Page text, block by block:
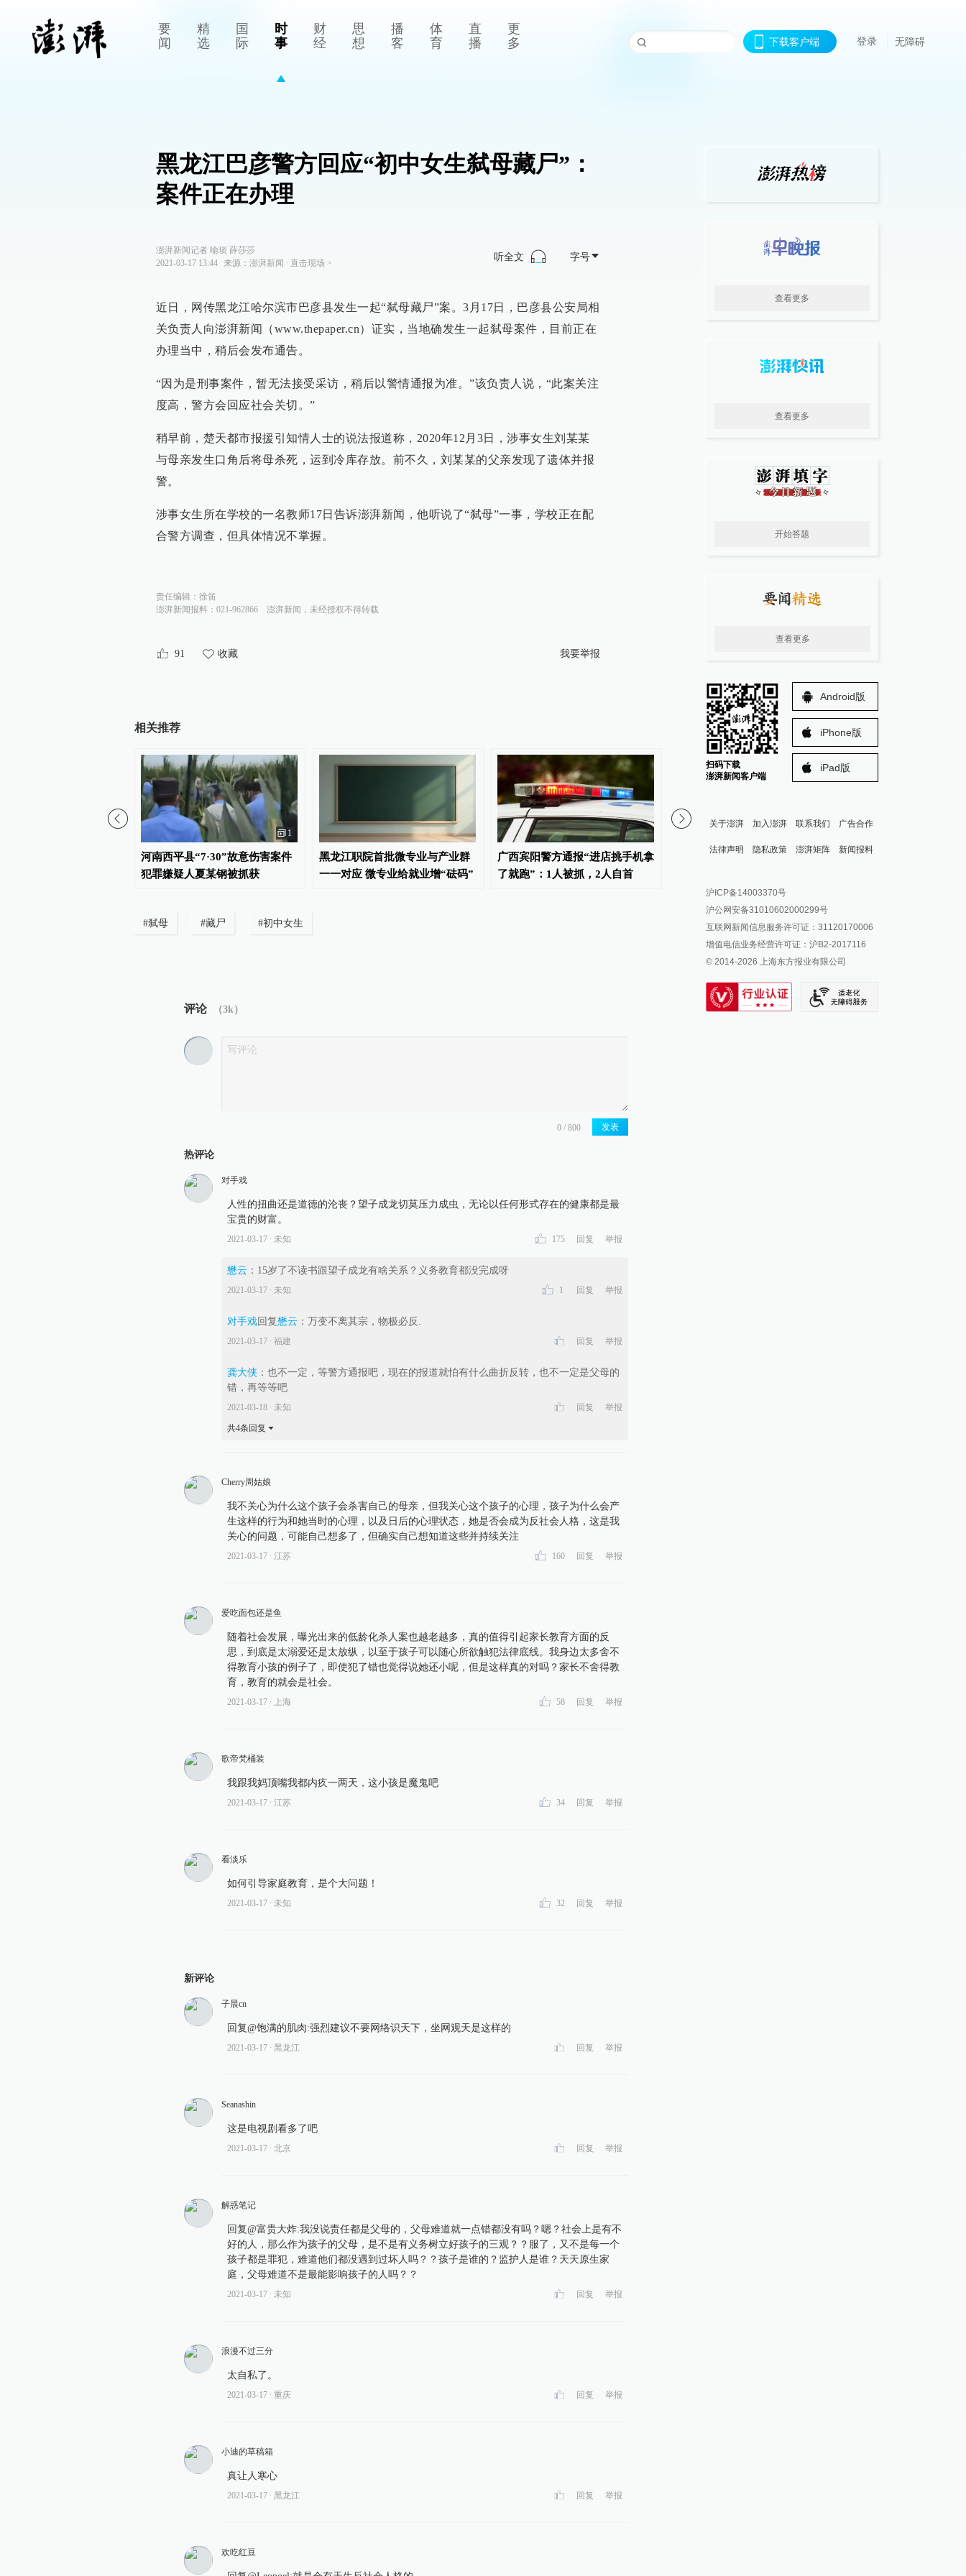
要
闻
精
选
国
际
时
事
财
经
思
想
播
客
体
育
直
播
更
多
下载客户端 登录 无障碍
黑龙江巴彦警方回应“初中女生弑母藏尸”：
案件正在办理
澎湃新闻记者 喻琰 薛莎莎
2021-03-17 13:44
来源： 澎湃新闻 ∙ 直击现场 >
听全文 字号
近日，网传黑龙江哈尔滨市巴彦县发生一起“弑母藏尸”案。3月17日，巴彦县公安局相
关负责人向澎湃新闻（www.thepaper.cn）证实，当地确发生一起弑母案件，目前正在
办理当中，稍后会发布通告。
“因为是刑事案件，暂无法接受采访，稍后以警情通报为准。”该负责人说，“此案关注
度高，警方会回应社会关切。”
稍早前，楚天都市报援引知情人士的说法报道称，2020年12月3日，涉事女生刘某某
与母亲发生口角后将母杀死，运到冷库存放。前不久，刘某某的父亲发现了遗体并报
警。
涉事女生所在学校的一名教师17日告诉澎湃新闻，他听说了“弑母”一事，学校正在配
合警方调查，但具体情况不掌握。
责任编辑： 徐笛
澎湃新闻报料：021-962866
澎湃新闻，未经授权不得转载
91 收藏 我要举报
相关推荐
1
河南西平县“7·30”故意伤害案件
犯罪嫌疑人夏某钢被抓获
黑龙江职院首批微专业与产业群
一一对应 微专业给就业增“砝码”
广西宾阳警方通报“进店挑手机拿
了就跑”：1人被抓，2人自首
直播丨松花江、黑龙江“双洪
河南西平县“7·30”故意
#弑母 #藏尸 #初中女生
评论 （3k）
发表
热评论
对手戏
人性的扭曲还是道德的沦丧？望子成龙切莫压力成虫，无论以任何形式存在的健康都是最
宝贵的财富。
2021-03-17 ∙ 未知 175 回复 举报
懋云 ： 15岁了不读书跟望子成龙有啥关系？义务教育都没完成呀
2021-03-17 ∙ 未知 1 回复 举报
对手戏回复懋云 ： 万变不离其宗，物极必反.
2021-03-17 ∙ 福建 回复 举报
龚大侠 ： 也不一定，等警方通报吧，现在的报道就怕有什么曲折反转，也不一定是父母的
错，再等等吧
2021-03-18 ∙ 未知 回复 举报
共4条回复
Cherry周姑娘
我不关心为什么这个孩子会杀害自己的母亲，但我关心这个孩子的心理，孩子为什么会产
生这样的行为和她当时的心理，以及日后的心理状态，她是否会成为反社会人格，这是我
关心的问题，可能自己想多了，但确实自己想知道这些并持续关注
2021-03-17 ∙ 江苏 160 回复 举报
爱吃面包还是鱼
随着社会发展，曝光出来的低龄化杀人案也越老越多，真的值得引起家长教育方面的反
思，到底是太溺爱还是太放纵，以至于孩子可以随心所欲触犯法律底线。我身边太多舍不
得教育小孩的例子了，即使犯了错也觉得说她还小呢，但是这样真的对吗？家长不舍得教
育，教育的就会是社会。
2021-03-17 ∙ 上海 58 回复 举报
歌帝梵桶装
我跟我妈顶嘴我都内疚一两天，这小孩是魔鬼吧
2021-03-17 ∙ 江苏 34 回复 举报
看淡乐
如何引导家庭教育，是个大问题！
2021-03-17 ∙ 未知 32 回复 举报
新评论
子晨cn
回复@饱满的肌肉:强烈建议不要网络识天下，坐网观天是这样的
2021-03-17 ∙ 黑龙江 回复 举报
Seanashin
这是电视剧看多了吧
2021-03-17 ∙ 北京 回复 举报
解惑笔记
回复@富贵大炸:我没说责任都是父母的，父母难道就一点错都没有吗？嗯？社会上是有不
好的人，那么作为孩子的父母，是不是有义务树立好孩子的三观？？服了，又不是每一个
孩子都是罪犯，难道他们都没遇到过坏人吗？？孩子是谁的？监护人是谁？天天原生家
庭，父母难道不是最能影响孩子的人吗？？
2021-03-17 ∙ 未知 回复 举报
浪漫不过三分
太自私了。
2021-03-17 ∙ 重庆 回复 举报
小迪的草稿箱
真让人寒心
2021-03-17 ∙ 黑龙江 回复 举报
欢吃红豆
查看更多
查看更多
开始答题
查看更多
扫码下载
澎湃新闻客户端
Android版
iPhone版
iPad版
关于澎湃 加入澎湃 联系我们 广告合作
法律声明 隐私政策 澎湃矩阵
澎湃新闻公众号
澎湃新闻抖音号
派生万物开放平台
IP SHANGHAI
SIXTH TONE
新闻报料
报料邮箱: news@thepaper.cn
沪ICP备14003370号
沪公网安备31010602000299号
互联网新闻信息服务许可证：31120170006
增值电信业务经营许可证：沪B2-2017116
© 2014-2026 上海东方报业有限公司